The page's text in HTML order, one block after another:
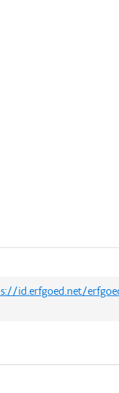
id.erfgoed.net/